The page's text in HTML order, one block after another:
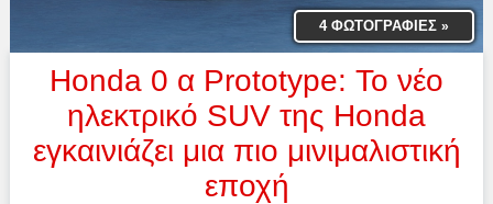
4 ΦΩΤΟΓΡΑΦΙΕΣ »
Honda 0 α Prototype: Το νέο
ηλεκτρικό SUV της Honda
εγκαινιάζει μια πιο μινιμαλιστική
εποχή